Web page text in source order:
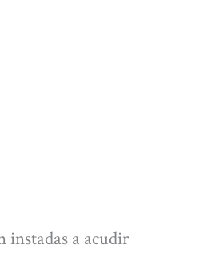
instadas a acudir